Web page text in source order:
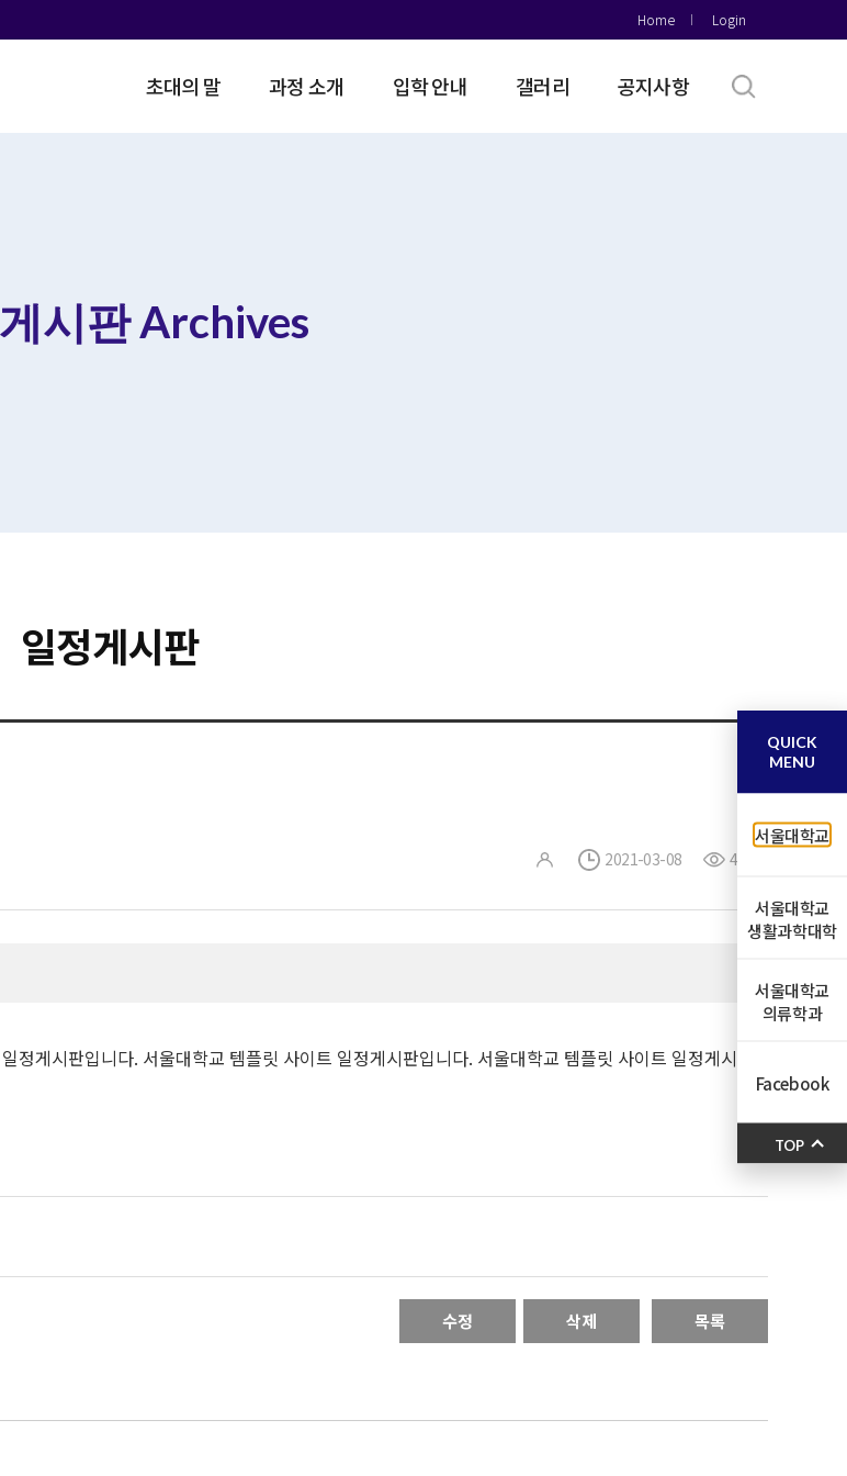
Home Login
초대의 말 과정 소개 입학 안내 갤러리 공지사항
시판 Archives
일정게시판
2021-03-08 41
정게시판입니다. 서울대학교 템플릿 사이트 일정게시판입니다. 서울대학교 템플릿 사이트 일정게시
수정 삭제 목록
QUICK
MENU
서울대학교
서울대학교
생활과학대학
서울대학교
의류학과
Facebook
TOP